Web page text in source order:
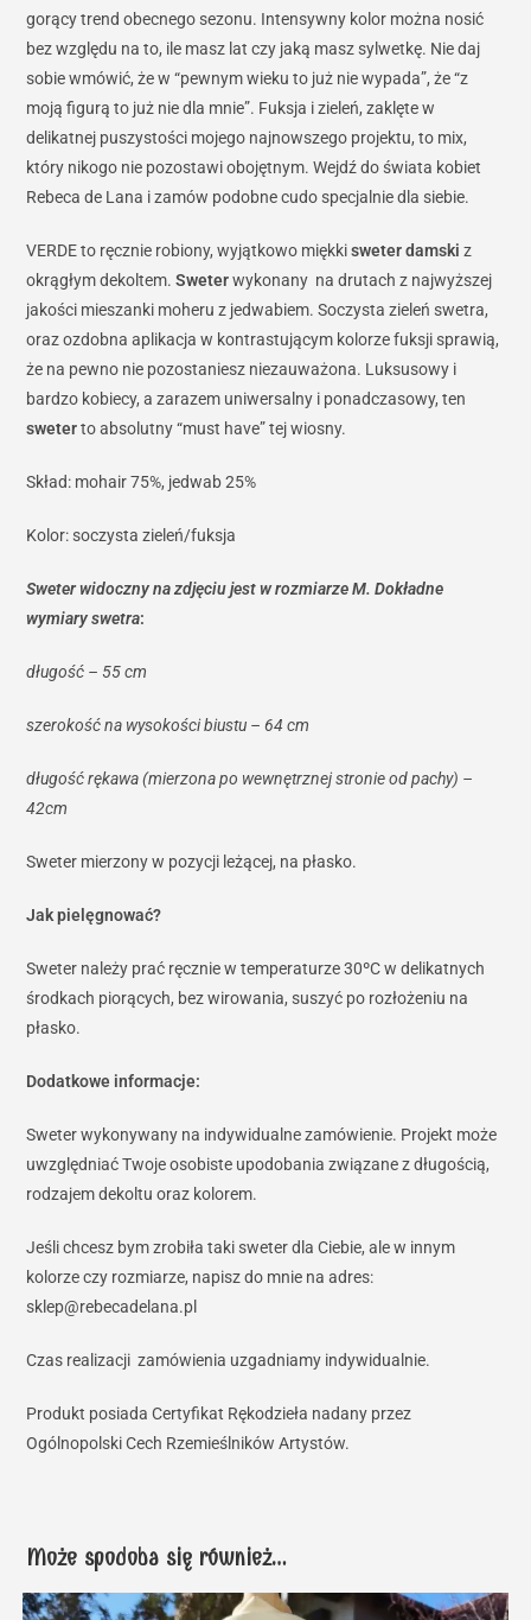
gorący trend obecnego sezonu. Intensywny kolor można nosić
bez względu na to, ile masz lat czy jaką masz sylwetkę. Nie daj
sobie wmówić, że w “pewnym wieku to już nie wypada”, że “z
moją figurą to już nie dla mnie”. Fuksja i zieleń, zaklęte w
delikatnej puszystości mojego najnowszego projektu, to mix,
który nikogo nie pozostawi obojętnym. Wejdź do świata kobiet
Rebeca de Lana i zamów podobne cudo specjalnie dla siebie.
VERDE to ręcznie robiony, wyjątkowo miękkisweter damski z
okrągłym dekoltem.Sweterwykonany na drutach z najwyższej
jakości mieszanki moheru z jedwabiem. Soczysta zieleń swetra,
oraz ozdobna aplikacja w kontrastującym kolorze fuksji sprawią,
że na pewno nie pozostaniesz niezauważona. Luksusowy i
bardzo kobiecy, a zarazem uniwersalny i ponadczasowy, ten
sweterto absolutny “must have” tej wiosny.
Skład: mohair 75%, jedwab 25%
Kolor: soczysta zieleń/fuksja
Sweter widoczny na zdjęciu jest w rozmiarze M. Dokładne
wymiary swetra:
długość – 55 cm
szerokość na wysokości biustu – 64 cm
długość rękawa (mierzona po wewnętrznej stronie od pachy) –
42cm
Sweter mierzony w pozycji leżącej, na płasko.
Jak pielęgnować?
Sweter należy prać ręcznie w temperaturze 30ºC w delikatnych
środkach piorących, bez wirowania, suszyć po rozłożeniu na
płasko.
Dodatkowe informacje:
Sweter wykonywany na indywidualne zamówienie. Projekt może
uwzględniać Twoje osobiste upodobania związane z długością,
rodzajem dekoltu oraz kolorem.
Jeśli chcesz bym zrobiła taki sweter dla Ciebie, ale w innym
kolorze czy rozmiarze, napisz do mnie na adres:
sklep@rebecadelana.pl
Czas realizacji zamówienia uzgadniamy indywidualnie.
Produkt posiada Certyfikat Rękodzieła nadany przez
Ogólnopolski Cech Rzemieślników Artystów.
Może spodoba się również…